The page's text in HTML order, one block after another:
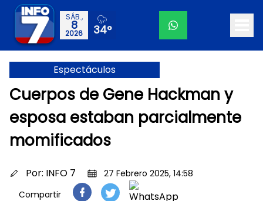
SÁB.,
8
2026 34°
Espectáculos
Cuerpos de Gene Hackman y
esposa estaban parcialmente
momificados
Por: INFO 7
27 Febrero 2025, 14:58
Compartir